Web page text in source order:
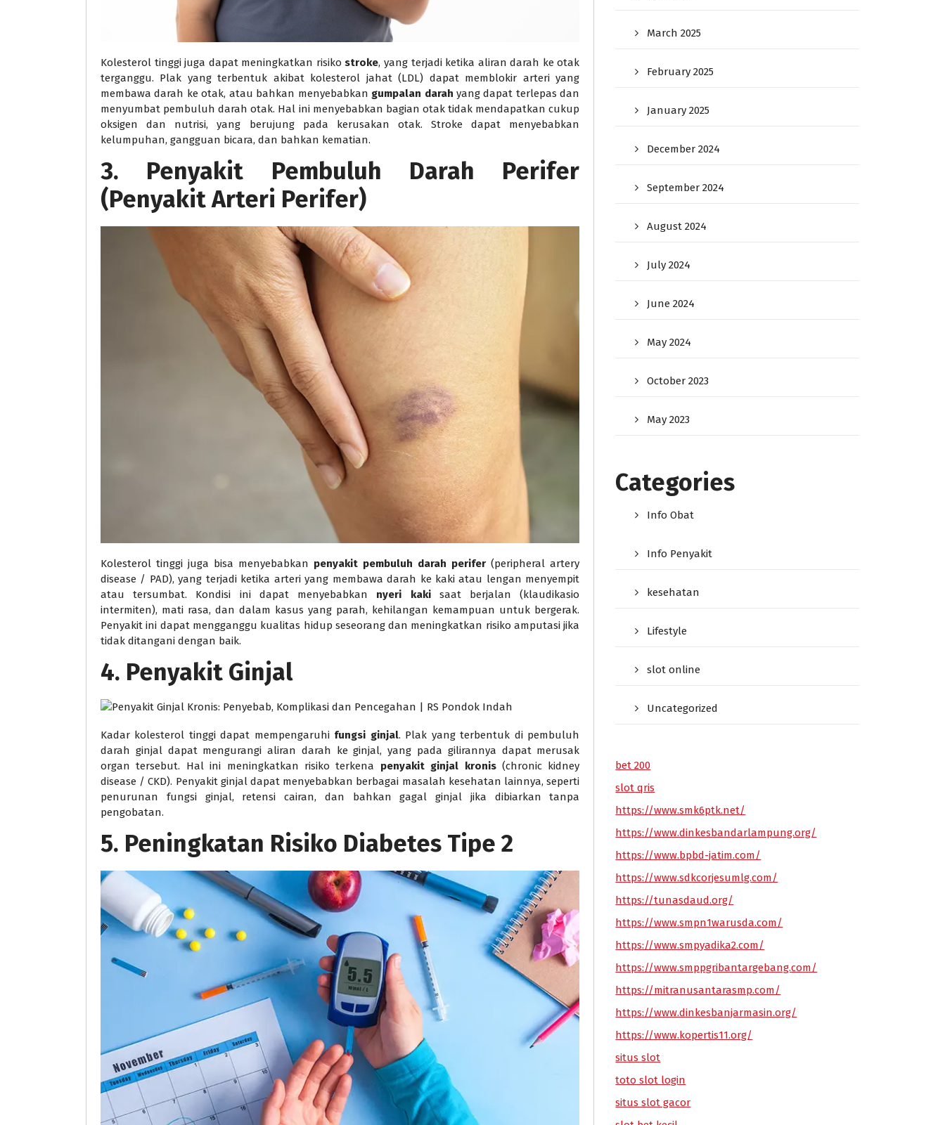
Kolesterol tinggi juga dapat meningkatkan risikostroke, yang terjadi ketika aliran darah ke otak
terganggu. Plak yang terbentuk akibat kolesterol jahat (LDL) dapat memblokir arteri yang
membawa darah ke otak, atau bahkan menyebabkan gumpalan darah yang dapat terlepas dan
menyumbat pembuluh darah otak. Hal ini menyebabkan bagian otak tidak mendapatkan cukup
oksigen dan nutrisi, yang berujung pada kerusakan otak. Stroke dapat menyebabkan
kelumpuhan, gangguan bicara, dan bahkan kematian.
3. Penyakit Pembuluh Darah Perifer
(Penyakit Arteri Perifer)
Kolesterol tinggi juga bisa menyebabkan penyakit pembuluh darah perifer (peripheral artery
disease / PAD), yang terjadi ketika arteri yang membawa darah ke kaki atau lengan menyempit
atau tersumbat. Kondisi ini dapat menyebabkan nyeri kakisaat berjalan (klaudikasio
intermiten), mati rasa, dan dalam kasus yang parah, kehilangan kemampuan untuk bergerak.
Penyakit ini dapat mengganggu kualitas hidup seseorang dan meningkatkan risiko amputasi jika
tidak ditangani dengan baik.
4. Penyakit Ginjal
Kadar kolesterol tinggi dapat mempengaruhi fungsi ginjal. Plak yang terbentuk di pembuluh
darah ginjal dapat mengurangi aliran darah ke ginjal, yang pada gilirannya dapat merusak
organ tersebut. Hal ini meningkatkan risiko terkena penyakit ginjal kronis(chronic kidney
disease / CKD). Penyakit ginjal dapat menyebabkan berbagai masalah kesehatan lainnya, seperti
penurunan fungsi ginjal, retensi cairan, dan bahkan gagal ginjal jika dibiarkan tanpa
pengobatan.
5. Peningkatan Risiko Diabetes Tipe 2
March 2025
February 2025
January 2025
December 2024
September 2024
August 2024
July 2024
June 2024
May 2024
October 2023
May 2023
Categories
Info Obat
Info Penyakit
kesehatan
Lifestyle
slot online
Uncategorized
bet 200
slot qris
https://www.smk6ptk.net/
https://www.dinkesbandarlampung.org/
https://www.bpbd-jatim.com/
https://www.sdkcorjesumlg.com/
https://tunasdaud.org/
https://www.smpn1warusda.com/
https://www.smpyadika2.com/
https://www.smppgribantargebang.com/
https://mitranusantarasmp.com/
https://www.dinkesbanjarmasin.org/
https://www.kopertis11.org/
situs slot
toto slot login
situs slot gacor